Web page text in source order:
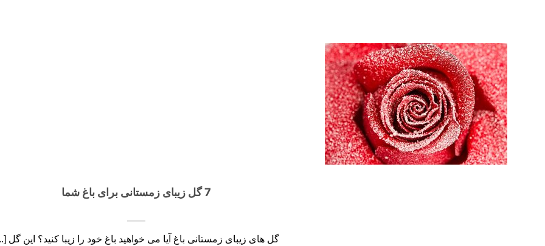
7 گل زیبای زمستانی برای باغ شما
گل های زیبای زمستانی باغ آیا می خواهید باغ خود را زیبا کنید؟ این گل